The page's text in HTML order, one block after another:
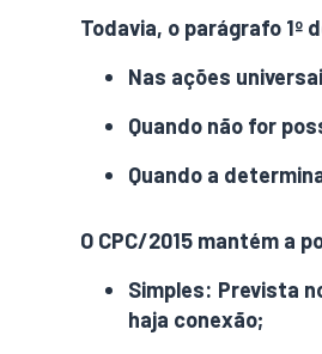
Todavia, o parágrafo 1º
Nas ações
Quando não for
Quando a
O CPC/2015 mantém a
Simples: Prevista
haja conexão;